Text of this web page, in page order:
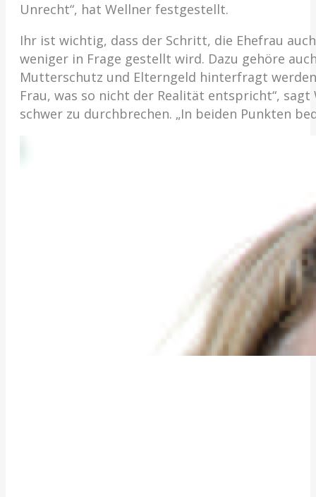
Unrecht“, hat Wellner festgestellt.
Ihr ist wichtig, dass der Schritt, die Ehefrau
weniger in Frage gestellt wird. Dazu gehöre
Mutterschutz und Elterngeld hinterfragt
Frau, was so nicht der Realität entspricht“,
schwer zu durchbrechen. „In beiden Punkten